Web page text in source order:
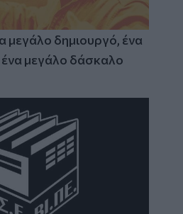
μεγάλο δημιουργό, ένα
μεγάλο δάσκαλο